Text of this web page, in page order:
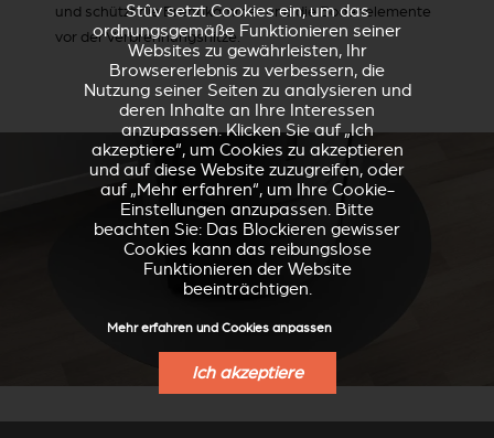
und schützt die Brennkammer und die Bodenelemente
vor der Verbrennungshitze.
Stûv setzt Cookies ein, um das
ordnungsgemäße Funktionieren seiner
Websites zu gewährleisten, Ihr
Browsererlebnis zu verbessern, die
Nutzung seiner Seiten zu analysieren und
deren Inhalte an Ihre Interessen
anzupassen. Klicken Sie auf „Ich
akzeptiere“, um Cookies zu akzeptieren
und auf diese Website zuzugreifen, oder
auf „Mehr erfahren“, um Ihre Cookie-
Einstellungen anzupassen. Bitte
beachten Sie: Das Blockieren gewisser
Cookies kann das reibungslose
Funktionieren der Website
beeinträchtigen.
Mehr erfahren und Cookies anpassen
Ich akzeptiere